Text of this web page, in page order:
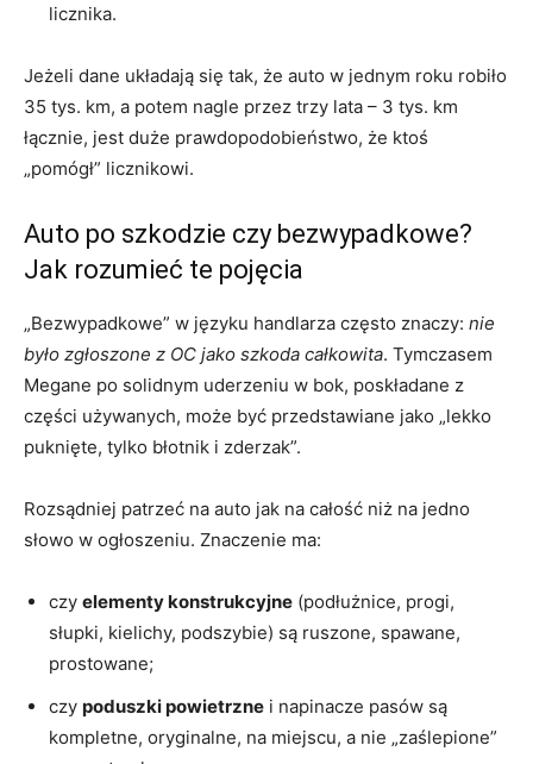
licznika.
Jeżeli dane układają się tak, że auto w jednym roku robiło
35 tys. km, a potem nagle przez trzy lata – 3 tys. km
łącznie, jest duże prawdopodobieństwo, że ktoś
„pomógł” licznikowi.
Auto po szkodzie czy bezwypadkowe?
Jak rozumieć te pojęcia
„Bezwypadkowe” w języku handlarza często znaczy: nie
było zgłoszone z OC jako szkoda całkowita. Tymczasem
Megane po solidnym uderzeniu w bok, poskładane z
części używanych, może być przedstawiane jako „lekko
puknięte, tylko błotnik i zderzak”.
Rozsądniej patrzeć na auto jak na całość niż na jedno
słowo w ogłoszeniu. Znaczenie ma:
czy elementy konstrukcyjne (podłużnice, progi,
słupki, kielichy, podszybie) są ruszone, spawane,
prostowane;
czy poduszki powietrzne i napinacze pasów są
kompletne, oryginalne, na miejscu, a nie „zaślepione”